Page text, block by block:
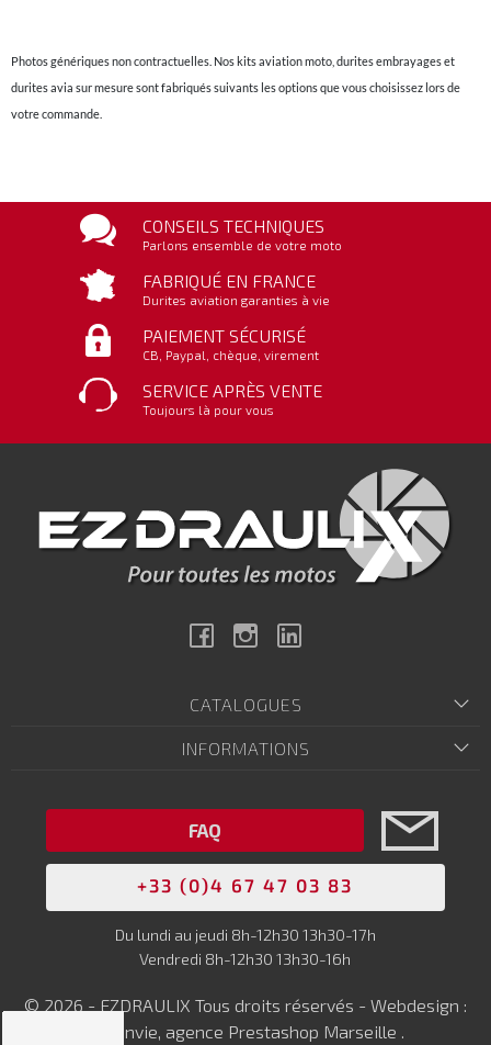
Photos génériques non contractuelles. Nos kits aviation moto, durites embrayages et
durites avia sur mesure sont fabriqués suivants les options que vous choisissez lors de
votre commande.
CONSEILS TECHNIQUES
Parlons ensemble de votre moto
FABRIQUÉ EN FRANCE
Durites aviation garanties à vie
PAIEMENT SÉCURISÉ
CB, Paypal, chèque, virement
SERVICE APRÈS VENTE
Toujours là pour vous
FacebookInstagram
CATALOGUES
INFORMATIONS
FAQ
+33 (0)4 67 47 03 83
Du lundi au jeudi 8h-12h30 13h30-17h
Vendredi 8h-12h30 13h30-16h
© 2026 - EZDRAULIX Tous droits réservés - Webdesign :
Netenvie, agence Prestashop Marseille .